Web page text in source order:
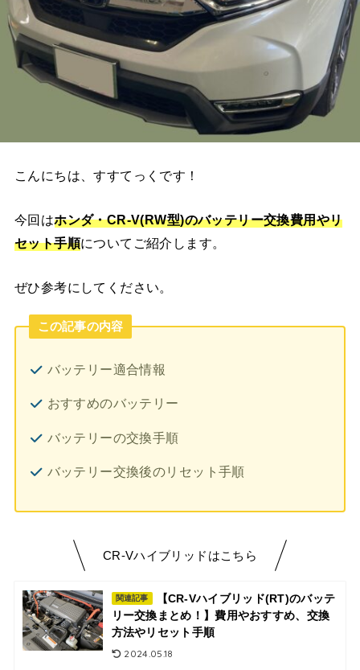
こんにちは、すすてっくです！
今回はホンダ・CR-V(RW型)のバッテリー交換費用やリ
セット手順についてご紹介します。
ぜひ参考にしてください。
この記事の内容
バッテリー適合情報
おすすめのバッテリー
バッテリーの交換手順
バッテリー交換後のリセット手順
CR-Vハイブリッドはこちら
関連記事
【CR-Vハイブリッド(RT)のバッテ
リー交換まとめ！】費用やおすすめ、交換
方法やリセット手順
2024.05.18